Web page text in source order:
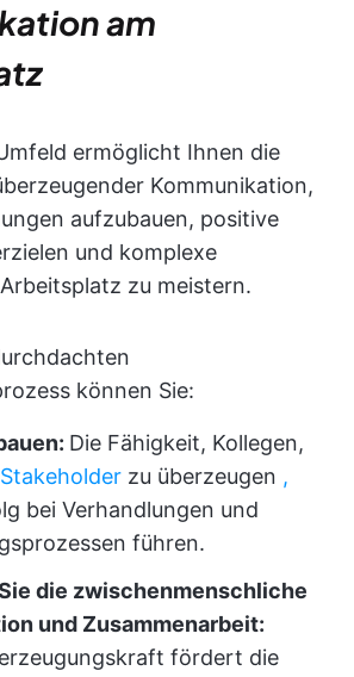
am
ermöglicht Ihnen die
Kommunikation,
aufzubauen, positive
und komplexe
zu meistern.
können Sie:
Die Fähigkeit, Kollegen,
zu überzeugen ,
bei Verhandlungen und
führen.
die zwischenmenschliche
und Zusammenarbeit:
fördert die